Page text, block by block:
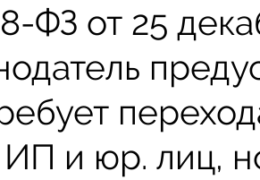
ФЗ от 25
ИП и юр. лиц,